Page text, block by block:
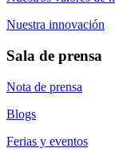
Nuestra innovación
Sala de prensa
Nota de prensa
Blogs
Ferias y eventos